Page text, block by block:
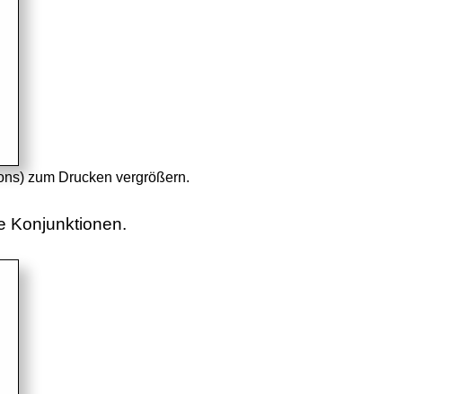
zum Drucken vergrößern.
Konjunktionen.